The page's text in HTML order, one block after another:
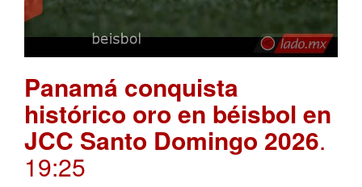
Panamá conquista
histórico oro en béisbol en
JCC Santo Domingo 2026.
19:25